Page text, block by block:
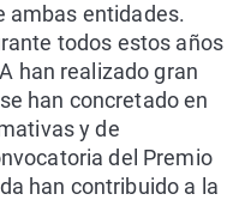
ambas entidades.
todos estos años
han realizado gran
han concretado en
y de
del Premio
han contribuido a la